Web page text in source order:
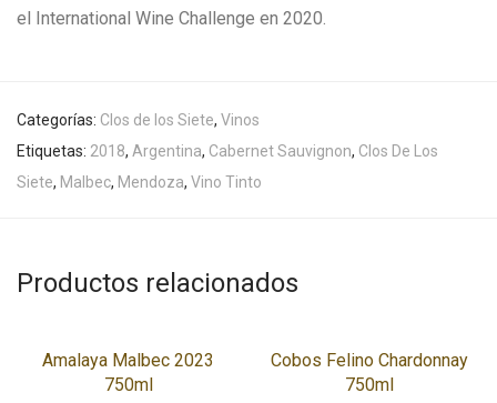
el International Wine Challenge en 2020.
Categorías: Clos de los Siete, Vinos
Etiquetas: 2018, Argentina, Cabernet Sauvignon, Clos De Los
Siete, Malbec, Mendoza, Vino Tinto
Productos relacionados
Amalaya Malbec 2023
750ml
Cobos Felino Chardonnay
750ml